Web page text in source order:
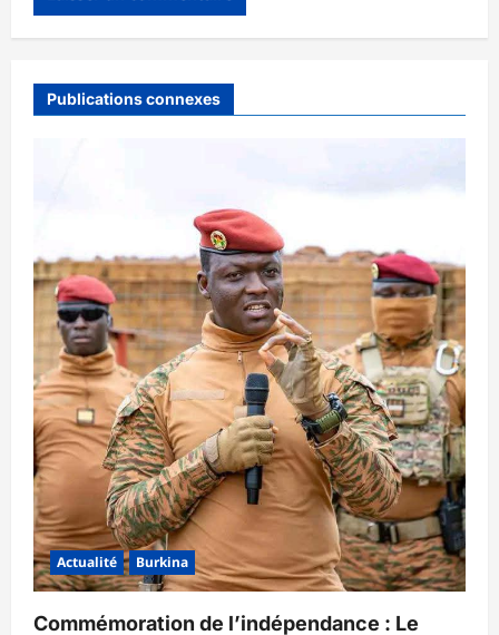
Publications connexes
Actualité Burkina
Commémoration de l’indépendance : Le